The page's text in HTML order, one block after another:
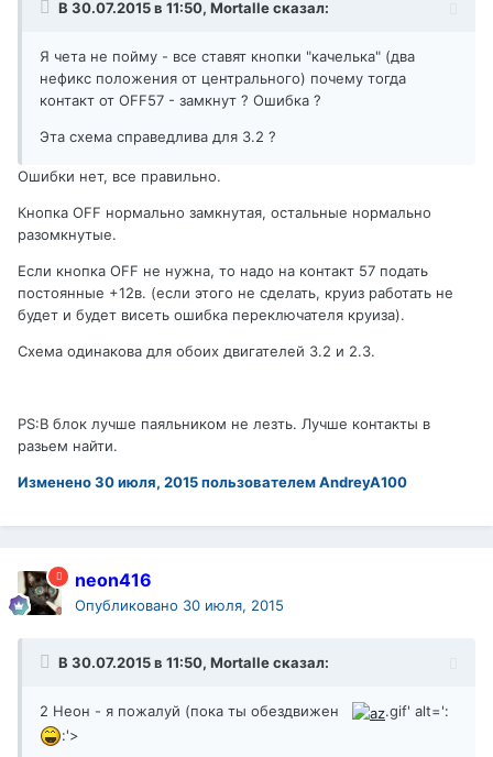
В 30.07.2015 в 11:50, Mortalle сказал:
Я чета не пойму - все ставят кнопки "качелька" (два
нефикс положения от центрального) почему тогда
контакт от OFF57 - замкнут ? Ошибка ?
Эта схема справедлива для 3.2 ?
Ошибки нет, все правильно.
Кнопка OFF нормально замкнутая, остальные нормально
разомкнутые.
Если кнопка OFF не нужна, то надо на контакт 57 подать
постоянные +12в. (если этого не сделать, круиз работать не
будет и будет висеть ошибка переключателя круиза).
Схема одинакова для обоих двигателей 3.2 и 2.3.
PS:В блок лучше паяльником не лезть. Лучше контакты в
разьем найти.
Изменено30 июля, 2015пользователем AndreyA100
neon416
Опубликовано 30 июля, 2015
В 30.07.2015 в 11:50, Mortalle сказал:
2 Неон - я пожалуй (пока ты обездвижен
.gif' alt=':
:'>